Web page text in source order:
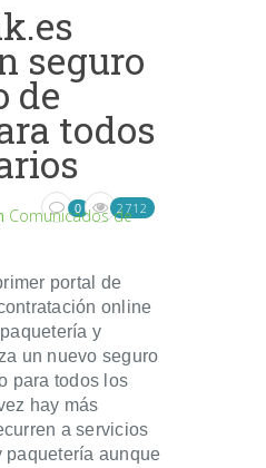
seguro
de
todos
Comunicados de
0 2712
portal de
online
y
un nuevo seguro
para todos los
hay más
a servicios
paquetería aunque